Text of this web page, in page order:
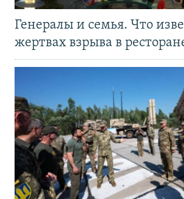
Генералы и семья. Что
жертвах взрыва в